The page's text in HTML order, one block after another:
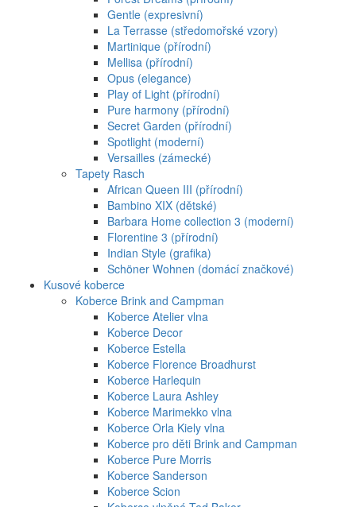
Gentle (expresivní)
La Terrasse (středomořské vzory)
Martinique (přírodní)
Mellisa (přírodní)
Opus (elegance)
Play of Light (přírodní)
Pure harmony (přírodní)
Secret Garden (přírodní)
Spotlight (moderní)
Versailles (zámecké)
Tapety Rasch
African Queen III (přírodní)
Bambino XIX (dětské)
Barbara Home collection 3 (moderní)
Florentine 3 (přírodní)
Indian Style (grafika)
Schöner Wohnen (domácí značkové)
Kusové koberce
Koberce Brink and Campman
Koberce Atelier vlna
Koberce Decor
Koberce Estella
Koberce Florence Broadhurst
Koberce Harlequin
Koberce Laura Ashley
Koberce Marimekko vlna
Koberce Orla Kiely vlna
Koberce pro děti Brink and Campman
Koberce Pure Morris
Koberce Sanderson
Koberce Scion